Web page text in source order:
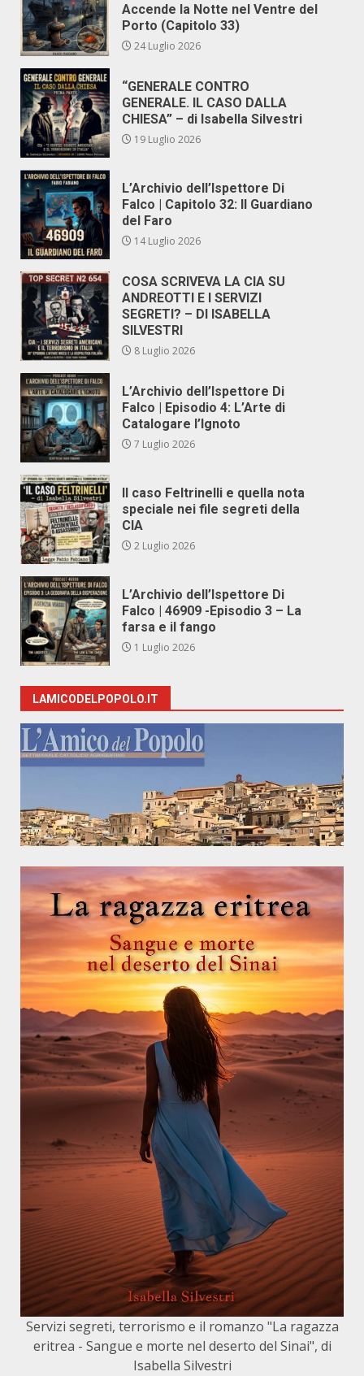
Accende la Notte nel Ventre del
Porto (Capitolo 33)
24 Luglio 2026
“GENERALE CONTRO
GENERALE. IL CASO DALLA
CHIESA” – di Isabella Silvestri
19 Luglio 2026
L’Archivio dell’Ispettore Di
Falco | Capitolo 32: Il Guardiano
del Faro
14 Luglio 2026
COSA SCRIVEVA LA CIA SU
ANDREOTTI E I SERVIZI
SEGRETI? – DI ISABELLA
SILVESTRI
8 Luglio 2026
L’Archivio dell’Ispettore Di
Falco | Episodio 4: L’Arte di
Catalogare l’Ignoto
7 Luglio 2026
Il caso Feltrinelli e quella nota
speciale nei file segreti della
CIA
2 Luglio 2026
L’Archivio dell’Ispettore Di
Falco | 46909 -Episodio 3 – La
farsa e il fango
1 Luglio 2026
LAMICODELPOPOLO.IT
Servizi segreti, terrorismo e il romanzo "La ragazza
eritrea - Sangue e morte nel deserto del Sinai", di
Isabella Silvestri